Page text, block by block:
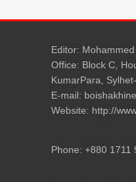
Editor:
Office: Block C,
KumarPara,
E-mail:
Website: http://
Phone: +880 1711